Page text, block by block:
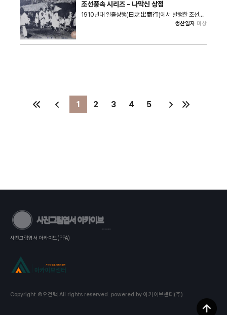
조선풍속 시리즈 - 나막신 상점
1910년대 일출상행(日之出商行)에서 발행한 조선풍
속 시리즈 사진그림엽서 중 성벽 옆에 위치한 나막신 상
웃음을 짓고 있는 표정이 익살스럽게 담겨있다.
생산일자 미상
1 2 3 4 5
사진그림엽서 아카이브(PPA)
Copyright ©오건택 All rights reserved. powered by 아카이브센터(주)